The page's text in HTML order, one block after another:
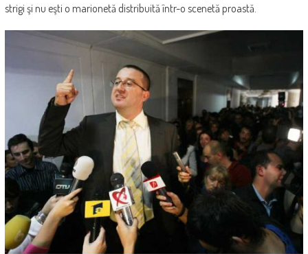
strigi şi nu eşti o marionetă distribuită într-o scenetă proastă.